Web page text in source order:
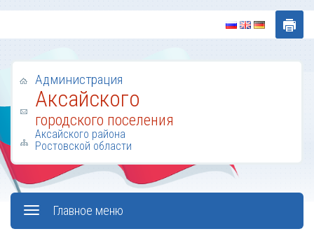
Администрация
Аксайского
городского поселения
Аксайского района
Ростовской области
Главное меню